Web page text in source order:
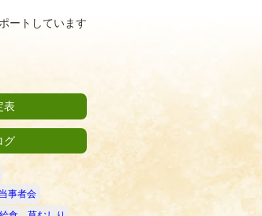
ートしています
表
グ
当事者会